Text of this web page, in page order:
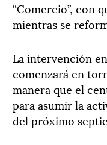
“Comercio”, con
mientras se
La intervención
comenzará en
manera que el
para asumir la
del próximo